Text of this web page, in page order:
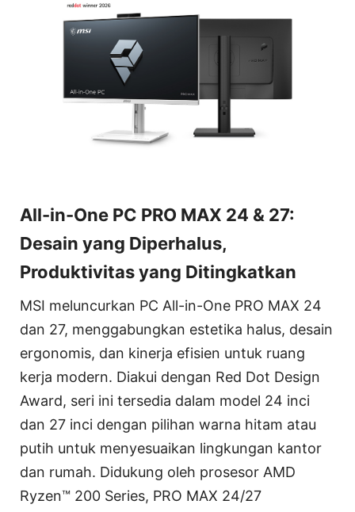
All-in-One PC PRO MAX 24 & 27:
Desain yang Diperhalus,
Produktivitas yang Ditingkatkan
MSI meluncurkan PC All-in-One PRO MAX 24
dan 27, menggabungkan estetika halus, desain
ergonomis, dan kinerja efisien untuk ruang
kerja modern. Diakui dengan Red Dot Design
Award, seri ini tersedia dalam model 24 inci
dan 27 inci dengan pilihan warna hitam atau
putih untuk menyesuaikan lingkungan kantor
dan rumah. Didukung oleh prosesor AMD
Ryzen™ 200 Series, PRO MAX 24/27